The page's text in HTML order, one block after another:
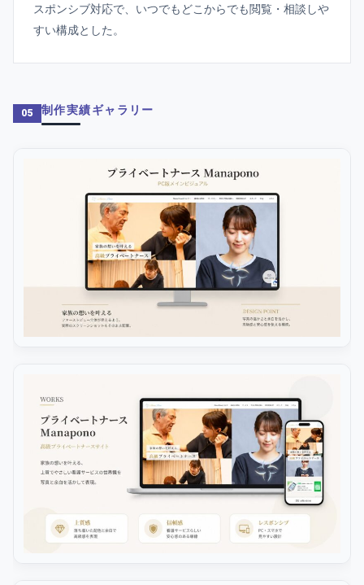
スポンシブ対応で、いつでもどこからでも閲覧・相談しや
すい構成とした。
05 制作実績ギャラリー